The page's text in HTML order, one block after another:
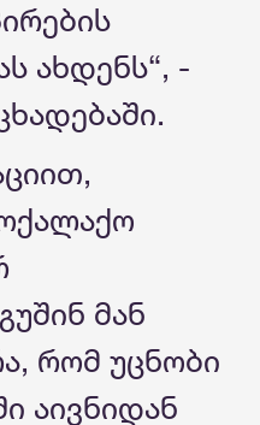
ახდენს“, -
მან
რომ უცნობი
აივნიდან